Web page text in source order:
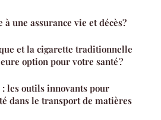
Comment souscrire à une assurance vie et décès?
et la cigarette traditionnelle
option pour votre santé ?
: les outils innovants pour
dans le transport de matières